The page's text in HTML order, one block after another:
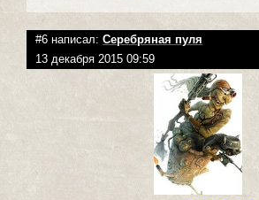
#6 написал: Серебряная пуля
13 декабря 2015 09:59